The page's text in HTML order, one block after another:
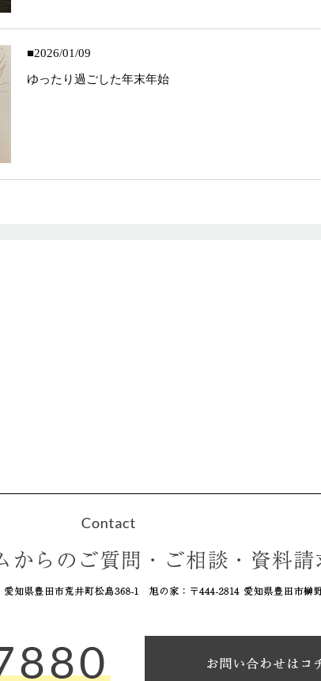
2026/01/09
ゆったり過ごした年末年始